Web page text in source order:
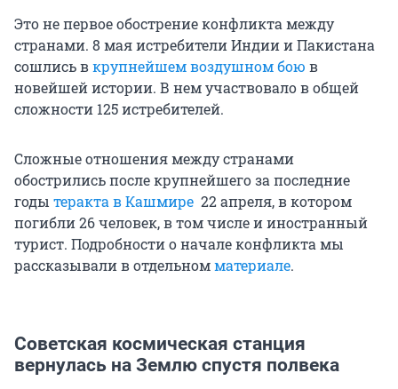
Это не первое обострение конфликта между
странами. 8 мая истребители Индии и Пакистана
сошлись вкрупнейшем воздушном бою в
новейшей истории. В нем участвовало в общей
сложности 125 истребителей.
Сложные отношения между странами
обострились после крупнейшего за последние
годы теракта в Кашмире 22 апреля, в котором
погибли 26 человек, в том числе и иностранный
турист. Подробности о начале конфликта мы
рассказывали в отдельномматериале.
Советская космическая станция
вернулась на Землю спустя полвека